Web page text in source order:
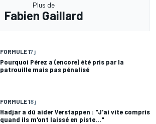
Plus de
Fabien Gaillard
FORMULE 17 j
Pourquoi Pérez a (encore) été pris par la
patrouille mais pas pénalisé
FORMULE 18 j
Hadjar a dû aider Verstappen : "J'ai vite compris
quand ils m'ont laissé en piste..."